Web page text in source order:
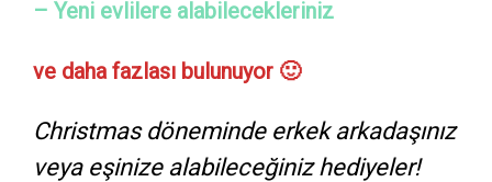
– Yeni evlilere alabilecekleriniz
ve daha fazlası bulunuyor 🙂
Christmas döneminde erkek arkadaşınız
veya eşinize alabileceğiniz hediyeler!